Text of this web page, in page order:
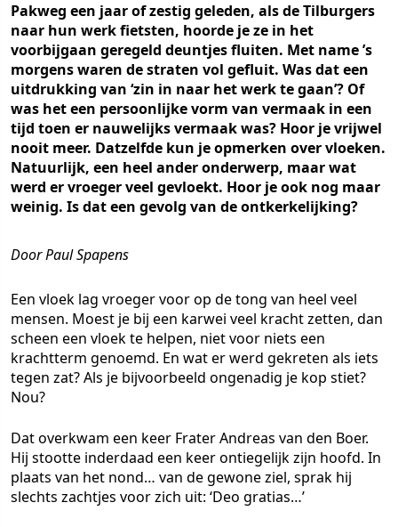
Pakweg een jaar of zestig geleden, als de Tilburgers
naar hun werk fietsten, hoorde je ze in het
voorbijgaan geregeld deuntjes fluiten. Met name ’s
morgens waren de straten vol gefluit. Was dat een
uitdrukking van ‘zin in naar het werk te gaan’? Of
was het een persoonlijke vorm van vermaak in een
tijd toen er nauwelijks vermaak was? Hoor je vrijwel
nooit meer. Datzelfde kun je opmerken over vloeken.
Natuurlijk, een heel ander onderwerp, maar wat
werd er vroeger veel gevloekt. Hoor je ook nog maar
weinig. Is dat een gevolg van de ontkerkelijking?
Door Paul Spapens
Een vloek lag vroeger voor op de tong van heel veel
mensen. Moest je bij een karwei veel kracht zetten, dan
scheen een vloek te helpen, niet voor niets een
krachtterm genoemd. En wat er werd gekreten als iets
tegen zat? Als je bijvoorbeeld ongenadig je kop stiet?
Nou?
Dat overkwam een keer Frater Andreas van den Boer.
Hij stootte inderdaad een keer ontiegelijk zijn hoofd. In
plaats van het nond… van de gewone ziel, sprak hij
slechts zachtjes voor zich uit: ‘Deo gratias…’